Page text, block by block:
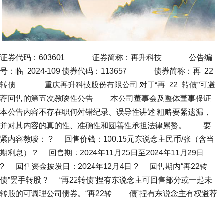
证券代码：603601 证券简称：再升科技 公告编
号：临 2024-109 债券代码：113657 债券简称：再 22
转债 重庆再升科技股份有限公司 对于“再 22 转债”可遴
荐回售的第五次教唆性公告 本公司董事会及整体董事保证
本公告内容不存在职何舛错纪录、误导性讲述 粗略要紧遗漏，
并对其内容的真的性、准确性和圆善性承担法律累赘。 要
紧内容教唆： ? 回售价钱：100.15元东说念主民币/张（含当
期利息） ? 回售期：2024年11月25日至2024年11月29日
? 回售资金披发日：2024年12月4日 ? 回售期内“再22转
债”罢手转股 ? “再22转债”捏有东说念主可回售部分或一起未
转股的可调理公司债券。“再22转 债”捏有东说念主有权遴荐